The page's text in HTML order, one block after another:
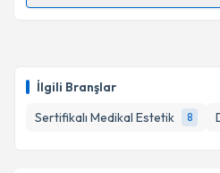
İlgili Branşlar
Sertifikalı Medikal Estetik
8
takvim hazırlandığında e-